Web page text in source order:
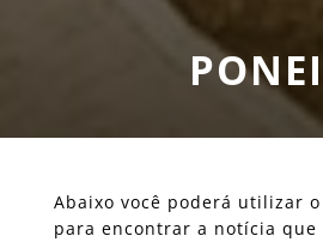
Abaixo você poderá utilizar
para encontrar a notícia que